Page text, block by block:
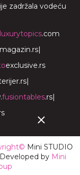
zadržala vodeću
luxurytopics.com
magazin.rs|
exclusive.rs
|
fusiontables.rs|
Mini STUDIO
by Mini